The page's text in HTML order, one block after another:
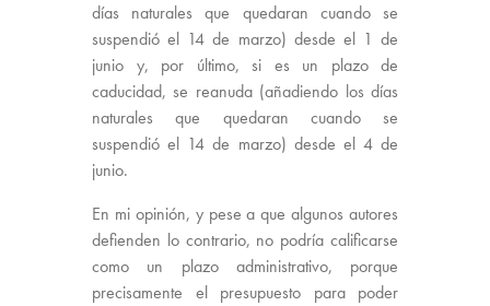
días naturales que quedaran cuando se
suspendió el 14 de marzo) desde el 1 de
junio y, por último, si es un plazo de
caducidad, se reanuda (añadiendo los días
naturales que quedaran cuando se
suspendió el 14 de marzo) desde el 4 de
junio.
En mi opinión, y pese a que algunos autores
defienden lo contrario, no podría calificarse
como un plazo administrativo, porque
precisamente el presupuesto para poder